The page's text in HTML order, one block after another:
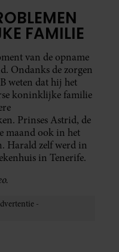
FAMILIE
van de opname
Ondanks de zorgen
weten dat hij het
koninklijke familie
Prinses Astrid, de
maand ook in het
Harald zelf werd in
in Tenerife.